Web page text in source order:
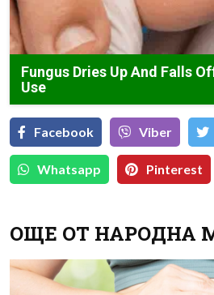
Fungus Dries Up And Falls
Use
Facebook Viber
Whatsapp Pinterest
ОЩЕ ОТ НАРОДНА